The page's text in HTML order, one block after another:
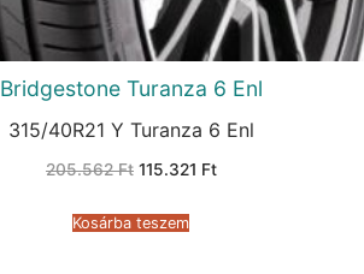
Bridgestone Turanza 6 Enl
315/40R21 Y Turanza 6 Enl
205.562Ft Original
205.562 Ft.
115.321 FtCurrent
Kosárba teszem